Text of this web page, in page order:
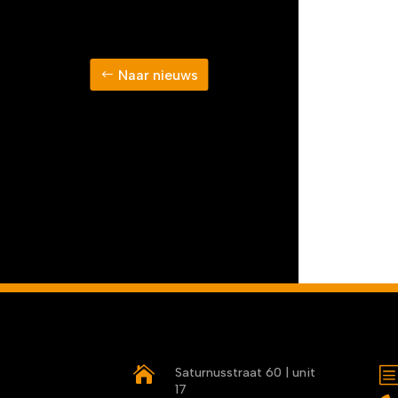
Naar nieuws

Saturnusstraat 60 | unit
17
b